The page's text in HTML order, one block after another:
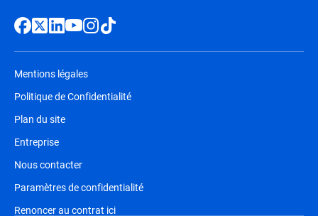
Mentions légales
Politique de Confidentialité
Plan du site
Entreprise
Nous contacter
Paramètres de confidentialité
Renoncer au contrat ici